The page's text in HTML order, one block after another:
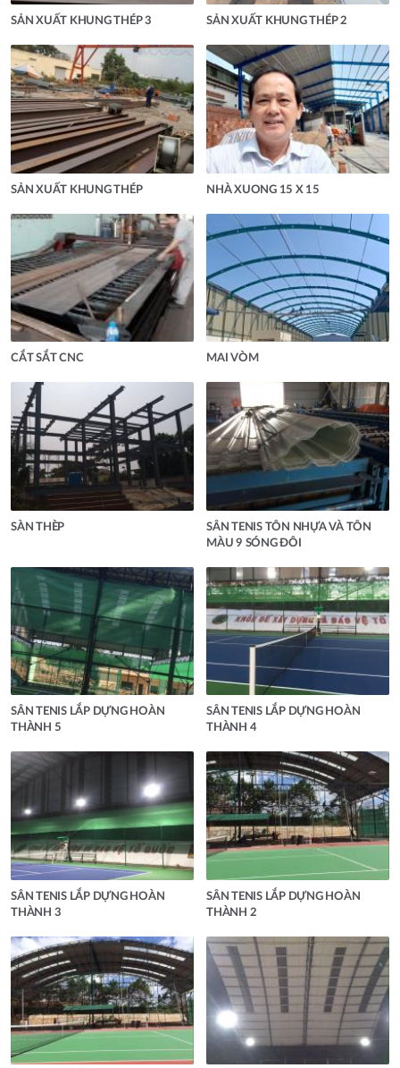
SẢN XUẤT KHUNG THÉP 3 SẢN XUẤT KHUNG THÉP 2
SẢN XUẤT KHUNG THÉP NHÀ XUONG 15 X 15
CẮT SẮT CNC MAI VÒM
SÀN THÈP
SÂN TENIS TÔN NHỰA VÀ TÔN
MÀU 9 SÓNG ĐÔI
SÂN TENIS LẮP DỰNG HOÀN
THÀNH 5
SÂN TENIS LẮP DỰNG HOÀN
THÀNH 4
SÂN TENIS LẮP DỰNG HOÀN
THÀNH 3
SÂN TENIS LẮP DỰNG HOÀN
THÀNH 2